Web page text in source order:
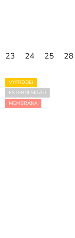
23 24 25 28
VÝPRODEJ
EXTERNÍ SKLAD
MEMBRÁNA